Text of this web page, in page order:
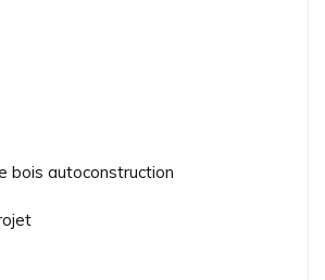
bois autoconstruction